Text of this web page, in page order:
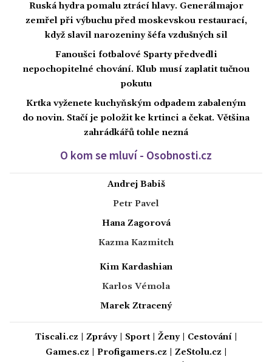
Ruská hydra pomalu ztrácí hlavy. Generálmajor
zemřel při výbuchu před moskevskou restaurací,
když slavil narozeniny šéfa vzdušných sil
Fanoušci fotbalové Sparty předvedli
nepochopitelné chování. Klub musí zaplatit tučnou
pokutu
Krtka vyženete kuchyňským odpadem zabaleným
do novin. Stačí je položit ke krtinci a čekat. Většina
zahrádkářů tohle nezná
O kom se mluví - Osobnosti.cz
Andrej Babiš
Petr Pavel
Hana Zagorová
Kazma Kazmitch
Kim Kardashian
Karlos Vémola
Marek Ztracený
Tiscali.cz Zprávy| Sport| Ženy| Cestování|
Games.cz
Profigamers.cz ZeStolu.cz